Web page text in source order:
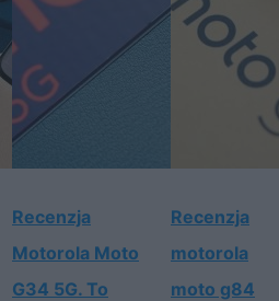
Recenzja
Motorola Moto
G34 5G. To
Recenzja
motorola
moto g84